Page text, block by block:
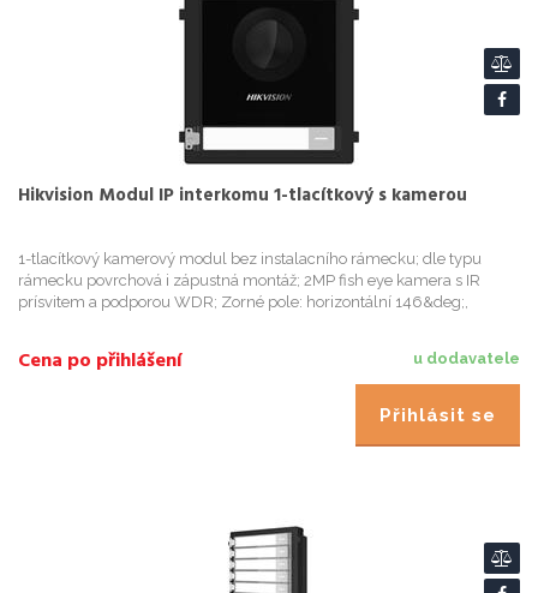
Hikvision Modul IP interkomu 1-tlacítkový s kamerou
1-tlacítkový kamerový modul bez instalacního rámecku; dle typu
rámecku povrchová i zápustná montáž; 2MP fish eye kamera s IR
prísvitem a podporou WDR; Zorné pole: horizontální 146&deg;,
u dodavatele
Cena po přihlášení
Přihlásit se